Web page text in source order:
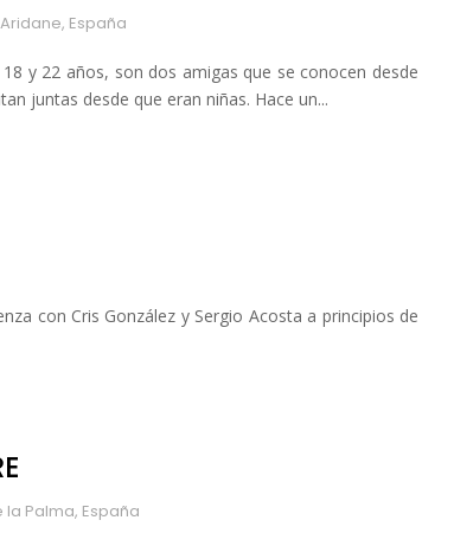
España
y 22 años, son dos amigas que se conocen desde
juntas desde que eran niñas. Hace un...
con Cris González y Sergio Acosta a principios de
la Palma, España